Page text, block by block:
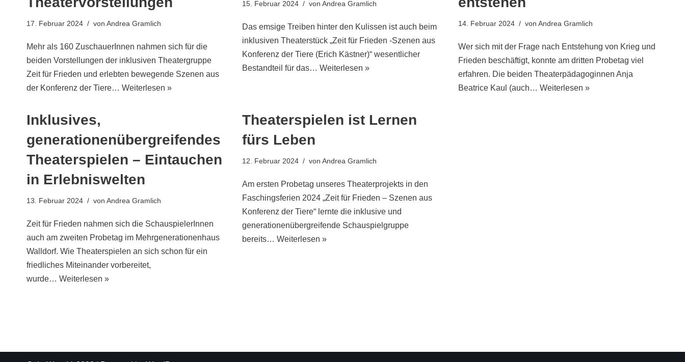
17. Februar 2024 von Andrea Gramlich
Mehr als 160 ZuschauerInnen nahmen sich für die
beiden Vorstellungen der inklusiven Theatergruppe
Zeit für Frieden und erlebten bewegende Szenen aus
der Konferenz der Tiere… Weiterlesen »
15. Februar 2024 vonAndrea Gramlich
Das emsige Treiben hinter den Kulissen ist auch beim
inklusiven Theaterstück „Zeit für Frieden -Szenen aus
Konferenz der Tiere (Erich Kästner)“ wesentlicher
Bestandteil für das…Weiterlesen »
14. Februar 2024 von Andrea Gramlich
Wer sich mit der Frage nach Entstehung von Krieg und
Frieden beschäftigt, konnte am dritten Probetag viel
erfahren. Die beiden Theaterpädagoginnen Anja
Beatrice Kaul (auch… Weiterlesen »
Inklusives,
generationenübergreifendes
Theaterspielen – Eintauchen
in Erlebniswelten
13. Februar 2024 von Andrea Gramlich
Zeit für Frieden nahmen sich die SchauspielerInnen
auch am zweiten Probetag im Mehrgenerationenhaus
Walldorf. Wie Theaterspielen an sich schon für ein
friedliches Miteinander vorbereitet,
wurde… Weiterlesen »
Theaterspielen ist Lernen
fürs Leben
12. Februar 2024 vonAndrea Gramlich
Am ersten Probetag unseres Theaterprojekts in den
Faschingsferien 2024 „Zeit für Frieden – Szenen aus
Konferenz der Tiere“ lernte die inklusive und
generationenübergreifende Schauspielgruppe
bereits…Weiterlesen »